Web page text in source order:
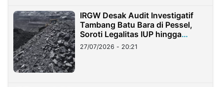
IRGW Desak Audit Investigatif
Tambang Batu Bara di Pessel,
Soroti Legalitas IUP hingga
Stockpile
27/07/2026 - 20:21